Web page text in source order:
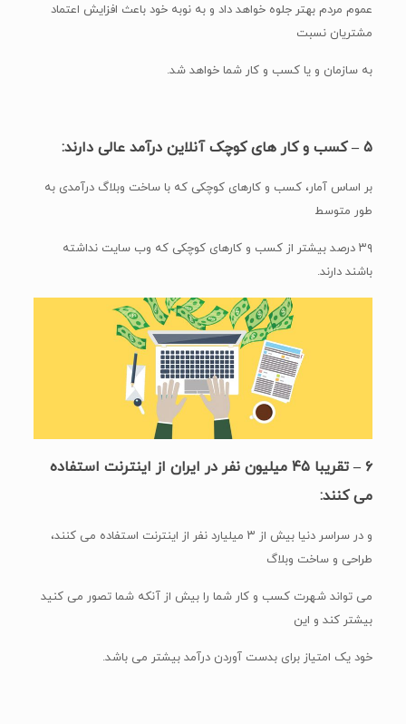
عموم مردم بهتر جلوه خواهد داد و به نوبه خود باعث افزایش اعتماد
مشتریان نسبت
به سازمان و یا کسب و کار شما خواهد شد.
۵ – کسب و کار های کوچک آنلاین درآمد عالی دارند:
بر اساس آمار، کسب و کارهای کوچکی که با ساخت وبلاگ درآمدی به
طور متوسط
۳۹ درصد بیشتر از کسب و کارهای کوچکی که وب سایت نداشته
باشند دارند.
۶ – تقریبا ۴۵ میلیون نفر در ایران از اینترنت استفاده
می کنند:
و در سراسر دنیا بیش از ۳ میلیارد نفر از اینترنت استفاده می کنند،
طراحی و ساخت وبلاگ
می تواند شهرت کسب و کار شما را بیش از آنکه شما تصور می کنید
بیشتر کند و این
خود یک امتیاز برای بدست آوردن درآمد بیشتر می باشد.